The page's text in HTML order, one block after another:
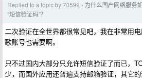
Replied to a topic by 70599 › 为什么国产网络服务
“短信验证码”？
二次验证在全世界都很常见吧，我在非常用
歌账号也需要啊。
只不过国内大部分只允许短信验证了而已，
少，而国外应用还普遍支持邮箱验证，其它的